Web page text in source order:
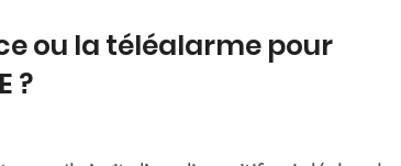
ou la téléalarme pour
?